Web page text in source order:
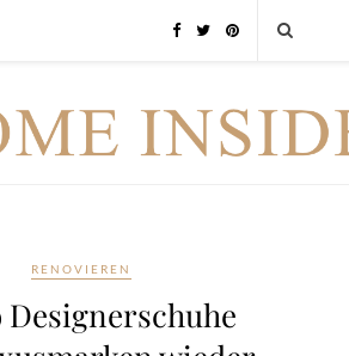
RENOVIEREN
Designerschuhe